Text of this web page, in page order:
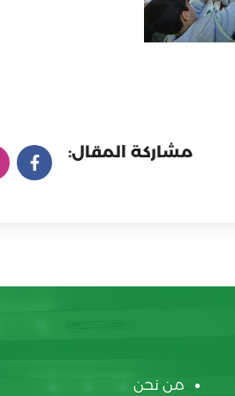
مشاركة المقال:
من نحن